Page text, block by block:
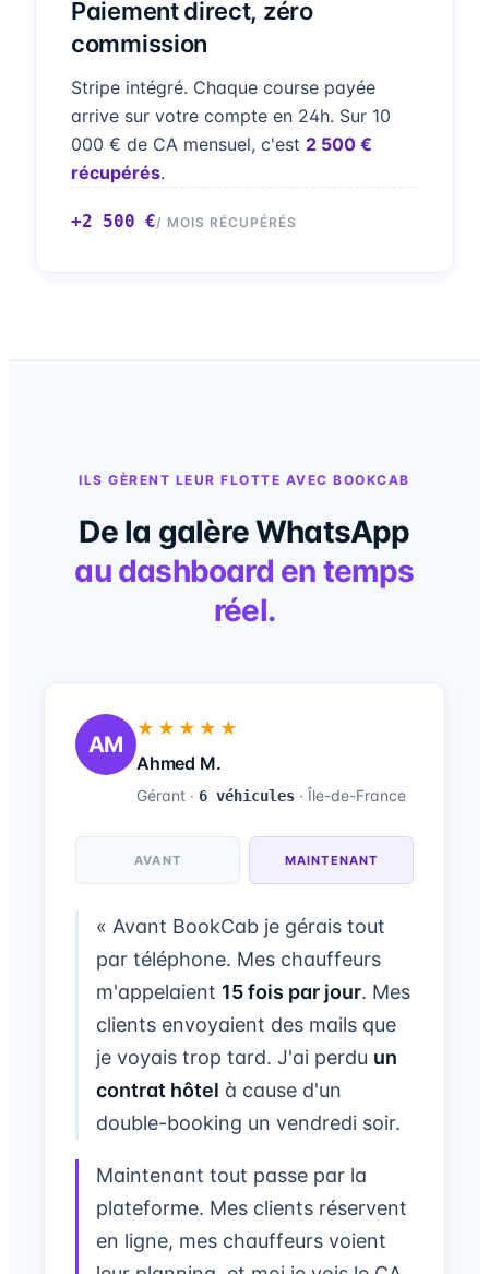
Paiement direct, zéro
commission
Stripe intégré. Chaque course payée
arrive sur votre compte en 24h. Sur 10
000 € de CA mensuel, c'est 2 500 €
récupérés.
+2 500 €/ MOIS RÉCUPÉRÉS
ILS GÈRENT LEUR FLOTTE AVEC BOOKCAB
De la galère WhatsApp
au dashboard en temps
réel.
AM
★★★★★
Ahmed M.
Gérant · 6 véhicules · Île-de-France
AVANT MAINTENANT
« Avant BookCab je gérais tout
par téléphone. Mes chauffeurs
m'appelaient 15 fois par jour. Mes
clients envoyaient des mails que
je voyais trop tard. J'ai perdu un
contrat hôtel à cause d'un
double-booking un vendredi soir.
Maintenant tout passe par la
plateforme. Mes clients réservent
en ligne, mes chauffeurs voient